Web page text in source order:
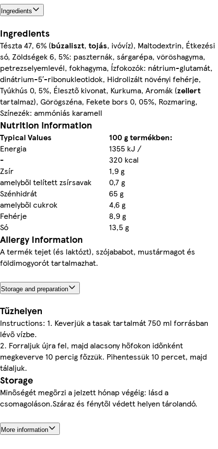
Ingredients
Ingredients
Tészta 47, 6% (búzaliszt, tojás, ivóvíz), Maltodextrin, Étkezési
só, Zöldségek 6, 5%: paszternák, sárgarépa, vöröshagyma,
petrezselyemlevél, fokhagyma, Ízfokozók: nátrium-glutamát,
dinátrium-5′-ribonukleotidok, Hidrolizált növényi fehérje,
Tyúkhús 0, 5%, Élesztő kivonat, Kurkuma, Aromák (zellert
tartalmaz), Görögszéna, Fekete bors 0, 05%, Rozmaring,
Színezék: ammóniás karamell
Nutrition information
Typical Values
100 g termékben:
Energia
1355 kJ /
-
320 kcal
Zsír
1,9 g
amelyből telített zsírsavak
0,7 g
Szénhidrát
65 g
amelyből cukrok
4,6 g
Fehérje
8,9 g
Só
13,5 g
Allergy Information
A termék tejet (és laktózt), szójababot, mustármagot és
földimogyorót tartalmazhat.
Storage and preparation
Tűzhelyen
Instructions: 1. Keverjük a tasak tartalmát 750 ml forrásban
lévő vízbe.
2. Forraljuk újra fel, majd alacsony hőfokon időnként
megkeverve 10 percig főzzük. Pihentessük 10 percet, majd
tálaljuk.
Storage
Minőségét megőrzi a jelzett hónap végéig: lásd a
csomagoláson.Száraz és fénytől védett helyen tárolandó.
More information